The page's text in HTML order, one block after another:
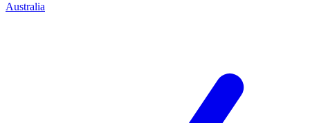
Australia